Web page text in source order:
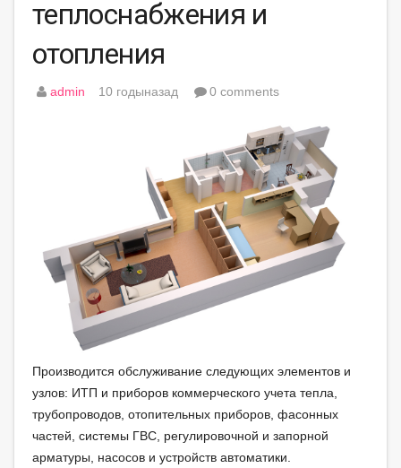
теплоснабжения и
отопления
admin 10 годыназад 0 comments
Производится обслуживание следующих элементов и
узлов: ИТП и приборов коммерческого учета тепла,
трубопроводов, отопительных приборов, фасонных
частей, системы ГВС, регулировочной и запорной
арматуры, насосов и устройств автоматики.